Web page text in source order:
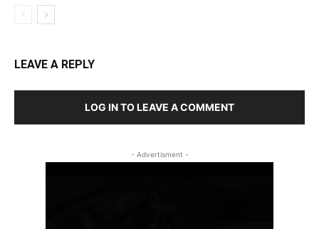
LEAVE A REPLY
LOG IN TO LEAVE A COMMENT
- Advertisment -